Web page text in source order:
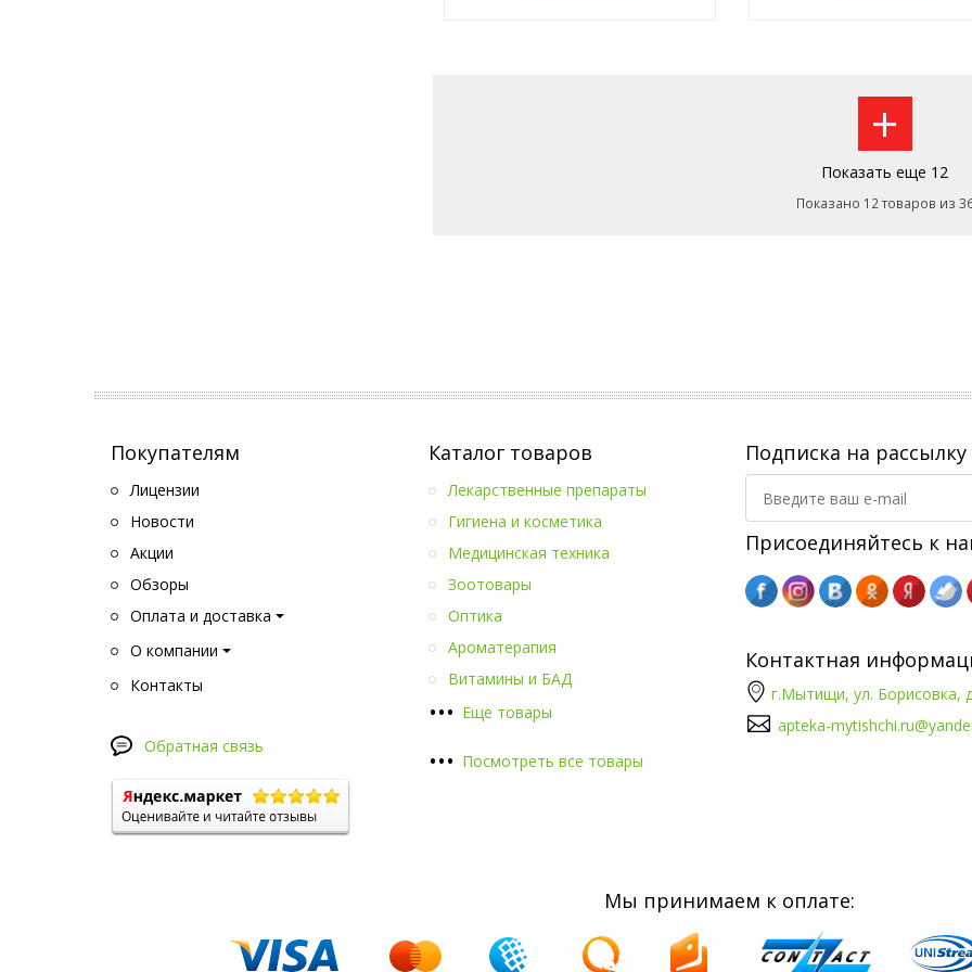
+
Показать еще 12
Показано 12 товаров из
Покупателям
Лицензии
Новости
Акции
Обзоры
Оплата и доставка
О компании
Контакты
Обратная связь
Каталог товаров
••• Еще товары
Лекарственные препараты
Гигиена и косметика
Медицинская техника
Зоотовары
Оптика
Ароматерапия
Витамины и БАД
••• Посмотреть все товары
Подписка на рассылку
Присоединяйтесь к
Контактная
г.Мытищи, ул. Борисовка,
apteka-
Мы принимаем к оплате: